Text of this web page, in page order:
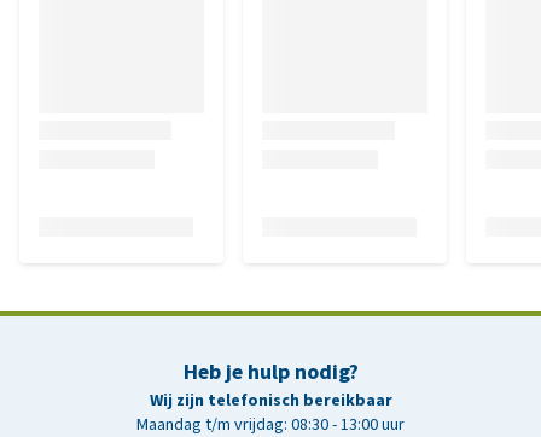
Heb je hulp nodig?
Wij zijn telefonisch bereikbaar
Maandag t/m vrijdag: 08:30 - 13:00 uur